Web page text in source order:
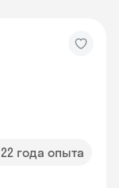
22 года опыта